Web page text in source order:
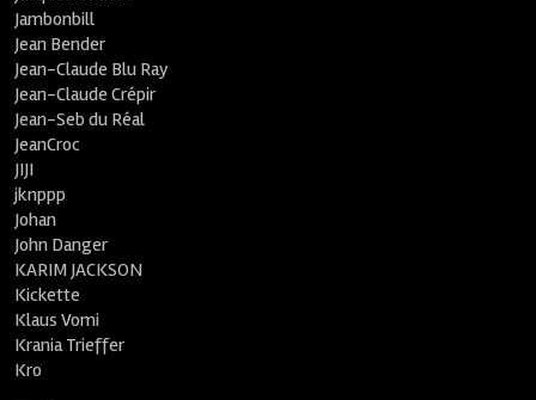
Jambonbill
Jean Bender
Jean-Claude Blu Ray
Jean-Claude Crépir
Jean-Seb du Réal
JeanCroc
JIJI
jknppp
Johan
John Danger
KARIM JACKSON
Kickette
Klaus Vomi
Krania Trieffer
Kro